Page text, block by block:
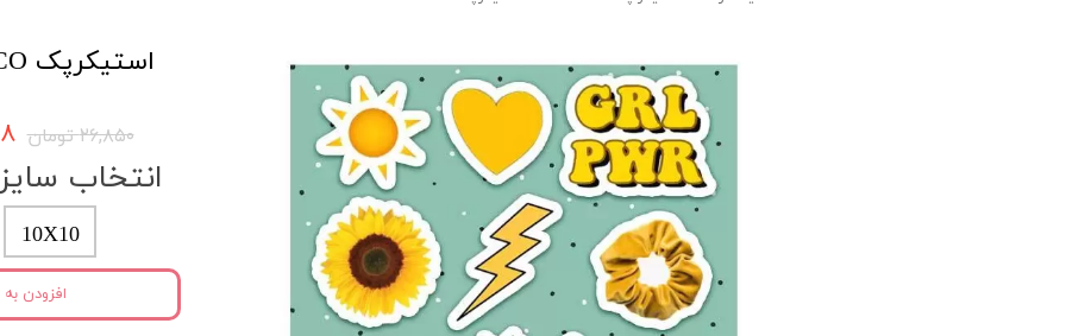
استیکرپک VSCO کد vcs10
۲۶,۸۵۰ تومان
انتخاب
10X10
افزودن